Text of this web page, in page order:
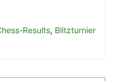
Results, Blitzturnier